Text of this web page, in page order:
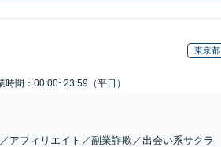
東京都
時間：00:00~23:59（平日）
アフィリエイト／副業詐欺／出会い系サクラ